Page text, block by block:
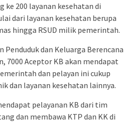
ke 200 layanan kesehatan di
dari layanan kesehatan berupa
hingga RSUD milik pemerintah.
Penduduk dan Keluarga Berencana
7000 Aceptor KB akan mendapat
dan pelayan ini cukup
dan layanan kesehatan lainnya.
pelayanan KB dari tim
dan membawa KTP dan KK di